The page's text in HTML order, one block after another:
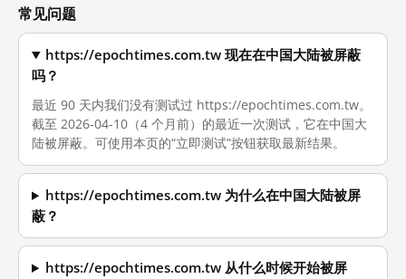
常见问题
https://epochtimes.com.tw 现在在中国大陆被屏蔽
吗？
最近 90 天内我们没有测试过 https://epochtimes.com.tw。
截至 2026-04-10（4 个月前）的最近一次测试，它在中国大
陆被屏蔽。可使用本页的“立即测试”按钮获取最新结果。
https://epochtimes.com.tw 为什么在中国大陆被屏
蔽？
https://epochtimes.com.tw 从什么时候开始被屏